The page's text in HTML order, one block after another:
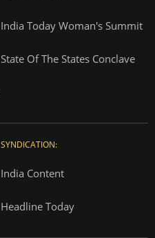
India Today Woman's Summit
State Of The States Conclave
SYNDICATION:
India Content
Headline Today